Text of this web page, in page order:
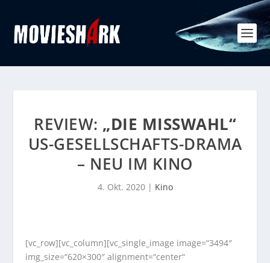
REVIEW: „DIE MISSWAHL“
US-GESELLSCHAFTS-DRAMA
– NEU IM KINO
4. Okt. 2020| Kino
[vc_row][vc_column][vc_single_image image=“3494″
img_size=“620×300″ alignment=“center“